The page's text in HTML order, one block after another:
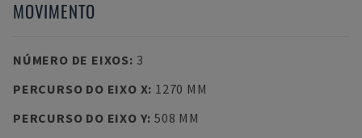
MOVIMENTO
NÚMERO DE EIXOS: 3
PERCURSO DO EIXO X: 1270 MM
PERCURSO DO EIXO Y: 508 MM